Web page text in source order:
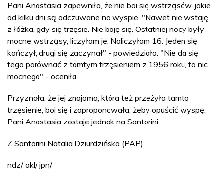
Pani Anastasia zapewniła, że nie boi się wstrząsów, jakie
od kilku dni są odczuwane na wyspie. "Nawet nie wstaję
z łóżka, gdy się trzęsie. Nie boję się. Ostatniej nocy były
mocne wstrząsy, liczyłam je. Naliczyłam 16. Jeden się
kończył, drugi się zaczynał" - powiedziała. "Nie da się
tego porównać z tamtym trzęsieniem z 1956 roku, to nic
mocnego" - oceniła.
Przyznała, że jej znajoma, która też przeżyła tamto
trzęsienie, boi się i zaproponowała, żeby opuścić wyspę.
Pani Anastasia zostaje jednak na Santorini.
Z Santorini Natalia Dziurdzińska (PAP)
ndz/ akl/ jpn/